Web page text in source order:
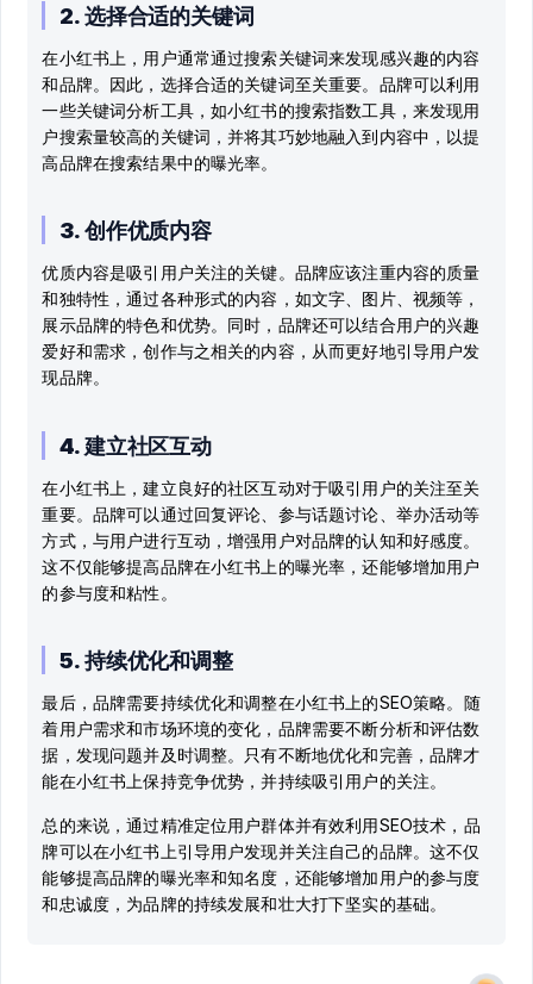
2. 选择合适的关键词
在小红书上，用户通常通过搜索关键词来发现感兴趣的内容
和品牌。因此，选择合适的关键词至关重要。品牌可以利用
一些关键词分析工具，如小红书的搜索指数工具，来发现用
户搜索量较高的关键词，并将其巧妙地融入到内容中，以提
高品牌在搜索结果中的曝光率。
3. 创作优质内容
优质内容是吸引用户关注的关键。品牌应该注重内容的质量
和独特性，通过各种形式的内容，如文字、图片、视频等，
展示品牌的特色和优势。同时，品牌还可以结合用户的兴趣
爱好和需求，创作与之相关的内容，从而更好地引导用户发
现品牌。
4. 建立社区互动
在小红书上，建立良好的社区互动对于吸引用户的关注至关
重要。品牌可以通过回复评论、参与话题讨论、举办活动等
方式，与用户进行互动，增强用户对品牌的认知和好感度。
这不仅能够提高品牌在小红书上的曝光率，还能够增加用户
的参与度和粘性。
5. 持续优化和调整
最后，品牌需要持续优化和调整在小红书上的SEO策略。随
着用户需求和市场环境的变化，品牌需要不断分析和评估数
据，发现问题并及时调整。只有不断地优化和完善，品牌才
能在小红书上保持竞争优势，并持续吸引用户的关注。
总的来说，通过精准定位用户群体并有效利用SEO技术，品
牌可以在小红书上引导用户发现并关注自己的品牌。这不仅
能够提高品牌的曝光率和知名度，还能够增加用户的参与度
和忠诚度，为品牌的持续发展和壮大打下坚实的基础。